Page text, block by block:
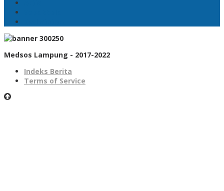
Medsos Lampung - 2017-2022
Indeks Berita
Terms of Service